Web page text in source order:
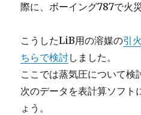
際に、ボーイング787で火
こうしたLiB用の溶媒の引
ちらで検討しました。
ここでは蒸気圧について検
次のデータを表計算ソフト
ょう。